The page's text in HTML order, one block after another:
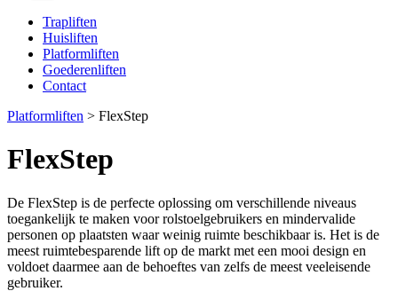
Trapliften
Huisliften
Platformliften
Goederenliften
Contact
Platformliften > FlexStep
FlexStep
De FlexStep is de perfecte oplossing om verschillende niveaus
toegankelijk te maken voor rolstoelgebruikers en mindervalide
personen op plaatsten waar weinig ruimte beschikbaar is. Het is de
meest ruimtebesparende lift op de markt met een mooi design en
voldoet daarmee aan de behoeftes van zelfs de meest veeleisende
gebruiker.